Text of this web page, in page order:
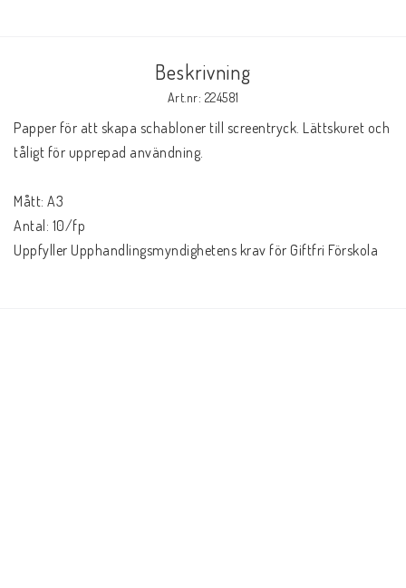
Beskrivning
Art.nr: 224581
Papper för att skapa schabloner till screentryck. Lättskuret och
tåligt för upprepad användning.
Mått: A3
Antal: 10/fp
Uppfyller Upphandlingsmyndighetens krav för Giftfri Förskola